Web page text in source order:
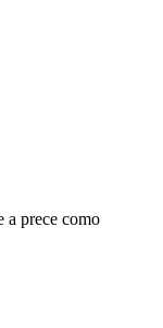
a prece como